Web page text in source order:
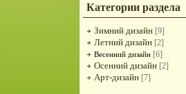
Категории раздела
Зимний дизайн [9]
Летний дизайн [2]
Весенний дизайн [6]
Осенний дизайн [2]
Арт-дизайн [7]